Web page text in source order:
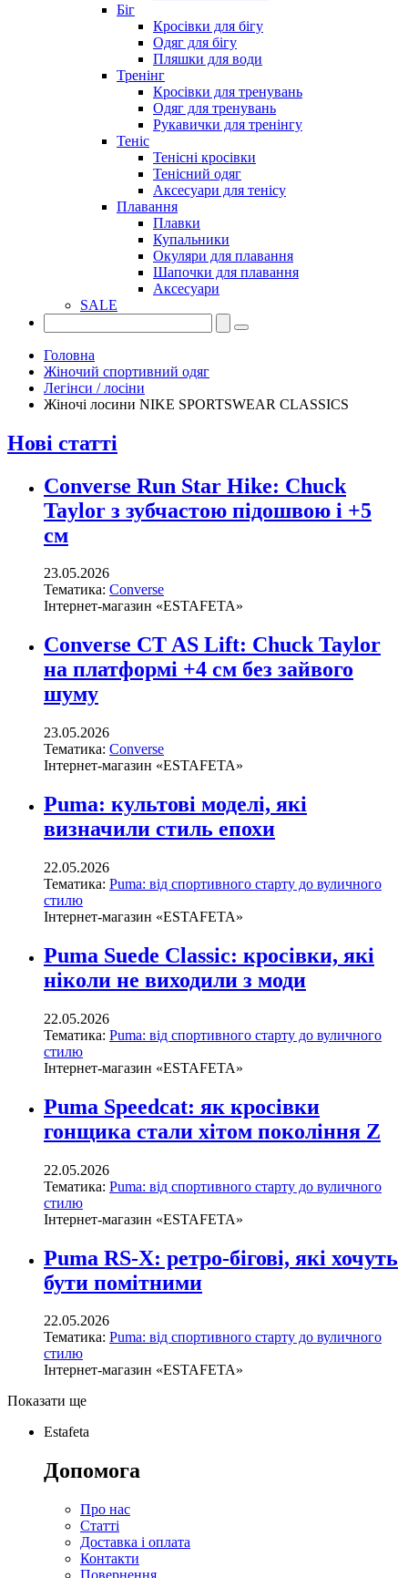
Біг
Кросівки для бігу
Одяг для бігу
Пляшки для води
Тренінг
Кросівки для тренувань
Одяг для тренувань
Рукавички для тренінгу
Теніс
Тенісні кросівки
Тенісний одяг
Аксесуари для тенісу
Плавання
Плавки
Купальники
Окуляри для плавання
Шапочки для плавання
Аксесуари
SALE
Головна
Жіночий спортивний одяг
Легінси / лосіни
Жіночі лосини NIKE SPORTSWEAR CLASSICS
Нові статті
Converse Run Star Hike: Chuck
Taylor з зубчастою підошвою і +5
см
23.05.2026
Тематика: Converse
Інтернет-магазин «ESTAFETA»
Converse CT AS Lift: Chuck Taylor
на платформі +4 см без зайвого
шуму
23.05.2026
Тематика: Converse
Інтернет-магазин «ESTAFETA»
Puma: культові моделі, які
визначили стиль епохи
22.05.2026
Тематика: Puma: від спортивного старту до вуличного
стилю
Інтернет-магазин «ESTAFETA»
Puma Suede Classic: кросівки, які
ніколи не виходили з моди
22.05.2026
Тематика: Puma: від спортивного старту до вуличного
стилю
Інтернет-магазин «ESTAFETA»
Puma Speedcat: як кросівки
гонщика стали хітом покоління Z
22.05.2026
Тематика: Puma: від спортивного старту до вуличного
стилю
Інтернет-магазин «ESTAFETA»
Puma RS-X: ретро-бігові, які хочуть
бути помітними
22.05.2026
Тематика: Puma: від спортивного старту до вуличного
стилю
Інтернет-магазин «ESTAFETA»
Показати ще
Estafeta
Допомога
Про нас
Статті
Доставка і оплата
Контакти